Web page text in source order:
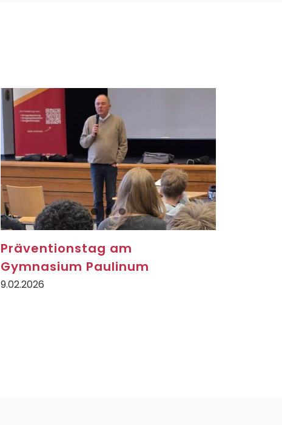
Präventionstag am
Gymnasium Paulinum
9.02.2026